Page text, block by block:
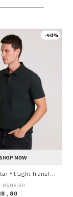
-40%
SHOP NOW
Polo Regular Fit Light Transfer Verde Escuro John John Masculina
R$118 80
80